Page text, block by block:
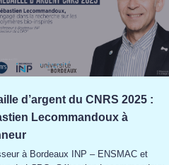
d’argent du CNRS 2025 :
Lecommandoux à
à Bordeaux INP – ENSMAC et